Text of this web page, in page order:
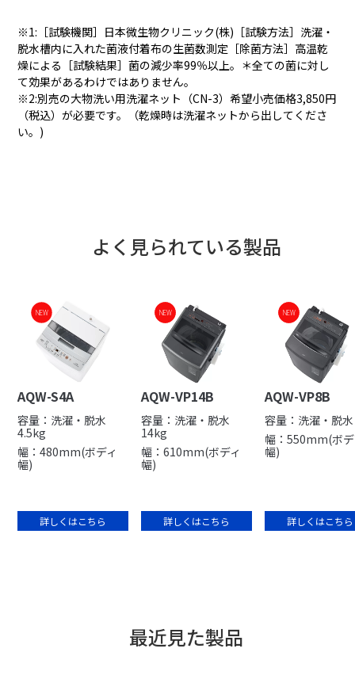
※1:［試験機関］日本微生物クリニック(株)［試験方法］洗濯・
脱水槽内に入れた菌液付着布の生菌数測定［除菌方法］高温乾
燥による［試験結果］菌の減少率99％以上。＊全ての菌に対し
て効果があるわけではありません。
※2:別売の大物洗い用洗濯ネット（CN-3）希望小売価格3,850円
（税込）が必要です。（乾燥時は洗濯ネットから出してくださ
い。)
よく見られている製品
NEW
AQW-S4A
容量：洗濯・脱水
4.5kg
幅：480mm(ボディ
幅)
詳しくはこちら
NEW
NEW
AQW-VP14B
容量：洗濯・脱水
14kg
幅：610mm(ボディ
幅)
詳しくはこちら
NEW
NEW
AQW-VP8B
容量：洗濯・脱
幅：550mm(ボ
幅)
詳しくはこちら
最近見た製品